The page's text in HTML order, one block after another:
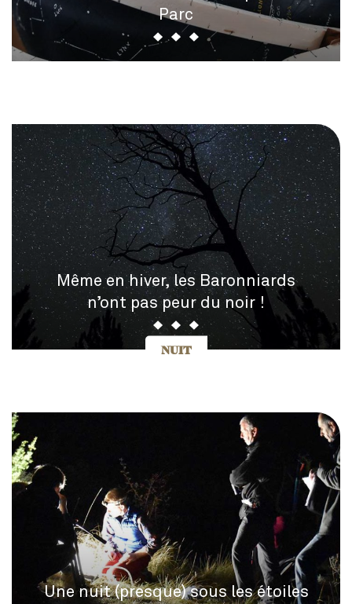
Parc
Même en hiver, les Baronniards
n’ont pas peur du noir !
NUIT
Une nuit (presque) sous les étoiles